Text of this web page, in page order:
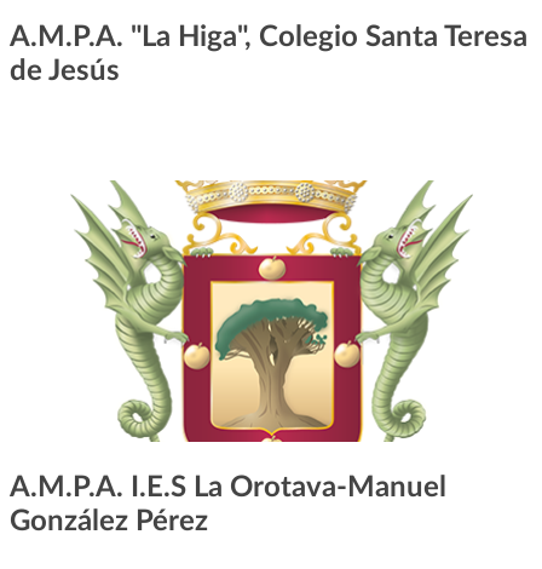
A.M.P.A. "La Higa", Colegio Santa Teresa
de Jesús
A.M.P.A. I.E.S La Orotava-Manuel
González Pérez